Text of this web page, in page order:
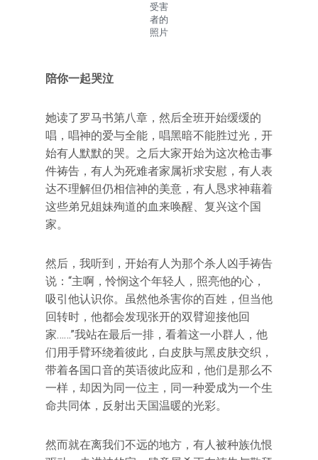
受害
者的
照片
陪你一起哭泣
她读了罗马书第八章，然后全班开始缓缓的
唱，唱神的爱与全能，唱黑暗不能胜过光，开
始有人默默的哭。之后大家开始为这次枪击事
件祷告，有人为死难者家属祈求安慰，有人表
达不理解但仍相信神的美意，有人恳求神藉着
这些弟兄姐妹殉道的血来唤醒、复兴这个国
家。
然后，我听到，开始有人为那个杀人凶手祷告
说：“主啊，怜悯这个年轻人，照亮他的心，
吸引他认识你。虽然他杀害你的百姓，但当他
回转时，他都会发现张开的双臂迎接他回
家……”我站在最后一排，看着这一小群人，他
们用手臂环绕着彼此，白皮肤与黑皮肤交织，
带着各国口音的英语彼此应和，他们是那么不
一样，却因为同一位主，同一种爱成为一个生
命共同体，反射出天国温暖的光彩。
然而就在离我们不远的地方，有人被种族仇恨